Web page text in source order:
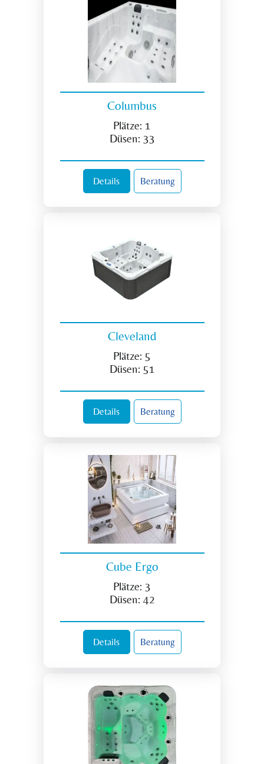
Columbus
Plätze: 1
Düsen: 33
Details Beratung
Cleveland
Plätze: 5
Düsen: 51
Details Beratung
Cube Ergo
Plätze: 3
Düsen: 42
Details Beratung